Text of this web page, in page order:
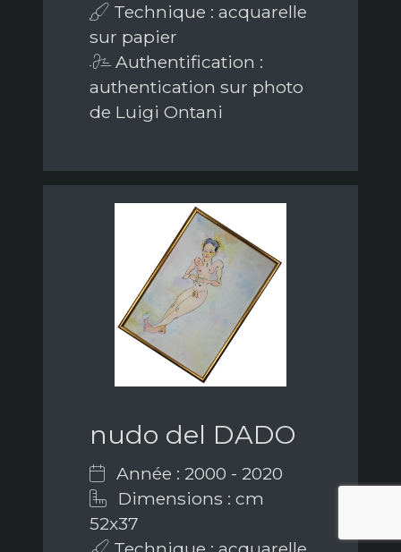
Technique : acquarelle
sur papier
Authentification :
authentication sur photo
de Luigi Ontani
nudo del DADO
Année : 2000 - 2020
Dimensions : cm
52x37